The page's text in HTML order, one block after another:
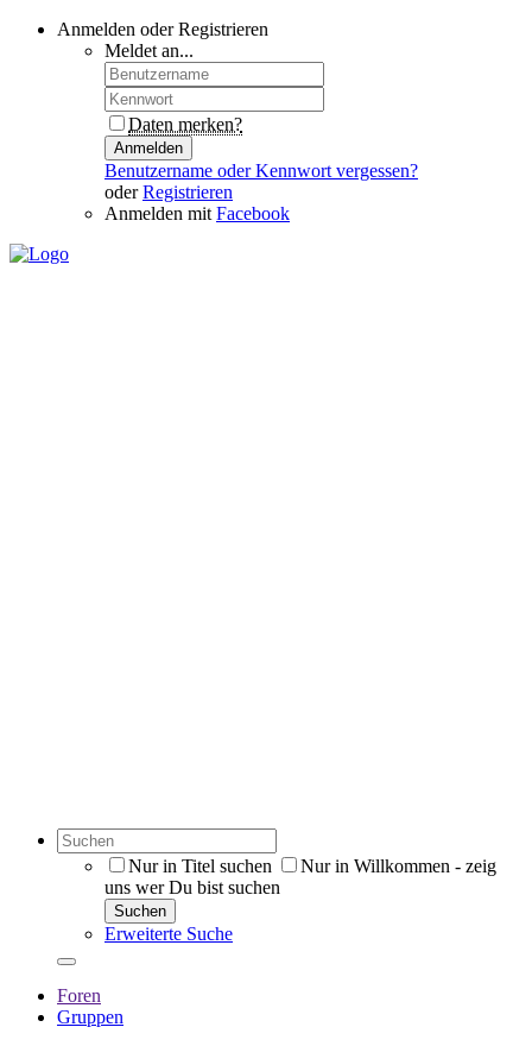
Anmelden oder Registrieren
Meldet an...
Daten merken?
Anmelden
Benutzername oder Kennwort vergessen?
oderRegistrieren
Anmelden mit Facebook
Nur in Titel suchen
Nur in Willkommen - zeig
uns wer Du bist suchen
Suchen
Erweiterte Suche
Foren
Gruppen